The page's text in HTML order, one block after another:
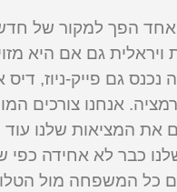
הפך למקור של
ויראלית גם אם היא
נכנס גם פייק-ניוז, דיס
אנחנו צורכים
את המציאות שלנו עוד
כבר לא אחידה כפי
כל המשפחה מול